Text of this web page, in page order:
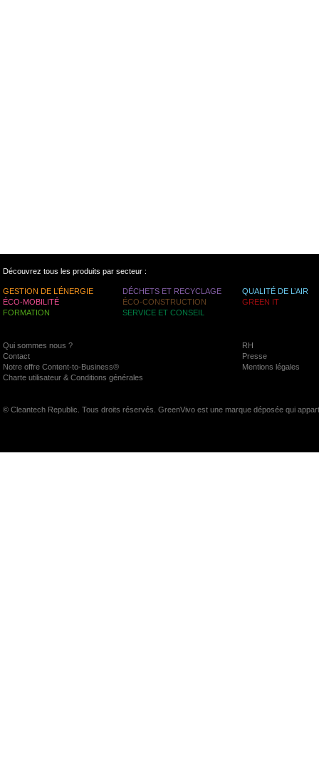
Découvrez tous les produits par secteur :
GESTION DE L’ÉNERGIE DÉCHETS ET RECYCLAGE
QUALITÉ DE L’AIR
ÉCO-MOBILITÉ
ÉCO-CONSTRUCTION
GREEN IT
FORMATION
SERVICE ET CONSEIL
Qui sommes nous ?
RH
Contact
Presse
Notre offre Content-to-Business®
Mentions légales
Charte utilisateur & Conditions générales
© Cleantech Republic. Tous droits réservés. GreenVivo est une marque déposée qui